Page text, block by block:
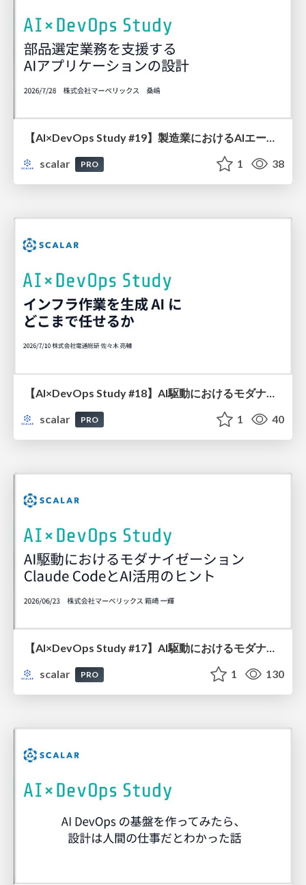
【AI×DevOps Study #19】製造業におけるAIエージェント活用！RAG/ScalarDBで支える部品選定支援システム
scalar
PRO 1 38
scalar
PRO 1 40
【AI×DevOps Study #17】AI駆動におけるモダナイゼーション by Claude CodeとAI活用のヒント
scalar
PRO 1 130